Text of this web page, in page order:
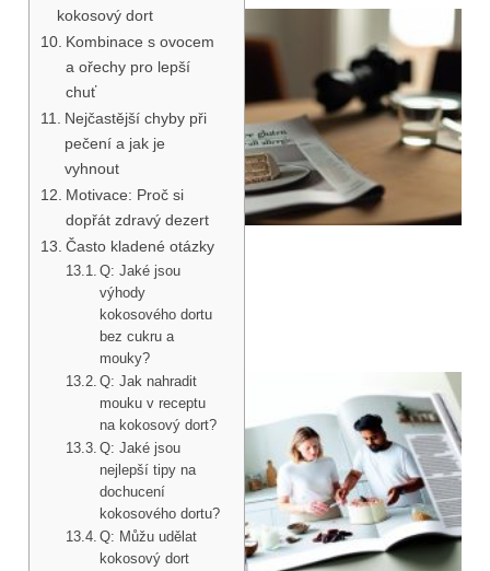
kokosový dort
Kombinace s ovocem
a ořechy pro lepší
chuť
Nejčastější chyby při
pečení a jak je
vyhnout
Motivace: Proč si
dopřát zdravý dezert
Často kladené otázky
Q: Jaké jsou
výhody
kokosového dortu
bez cukru a
mouky?
Q: Jak nahradit
mouku v receptu
na kokosový dort?
Q: Jaké jsou
nejlepší tipy na
dochucení
kokosového dortu?
Q: Můžu udělat
kokosový dort